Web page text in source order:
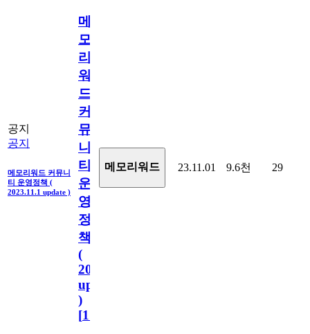
공지
공지
메모리워드 커뮤니
티 운영정책 (
2023.11.1 update )
메
모
리
워
드
커
뮤
니
티
운
영
정
책
(
2023.11.1
update
)
[110
메모리워드 23.11.01 9.6천 29